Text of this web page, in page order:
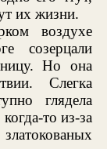
их жизни.
воздухе
созерцали
Но она
Слегка
глядела
то из-за